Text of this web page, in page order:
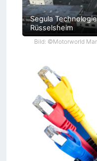
Segula
Rüsselsheim
Bild: ©Motorworld